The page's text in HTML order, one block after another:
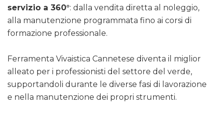
servizio a 360°: dalla vendita diretta al noleggio,
alla manutenzione programmata fino ai corsi di
formazione professionale.
Ferramenta Vivaistica Cannetese diventa il miglior
alleato per i professionisti del settore del verde,
supportandoli durante le diverse fasi di lavorazione
e nella manutenzione dei propri strumenti.